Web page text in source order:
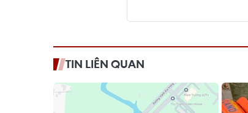
TIN LIÊN QUAN